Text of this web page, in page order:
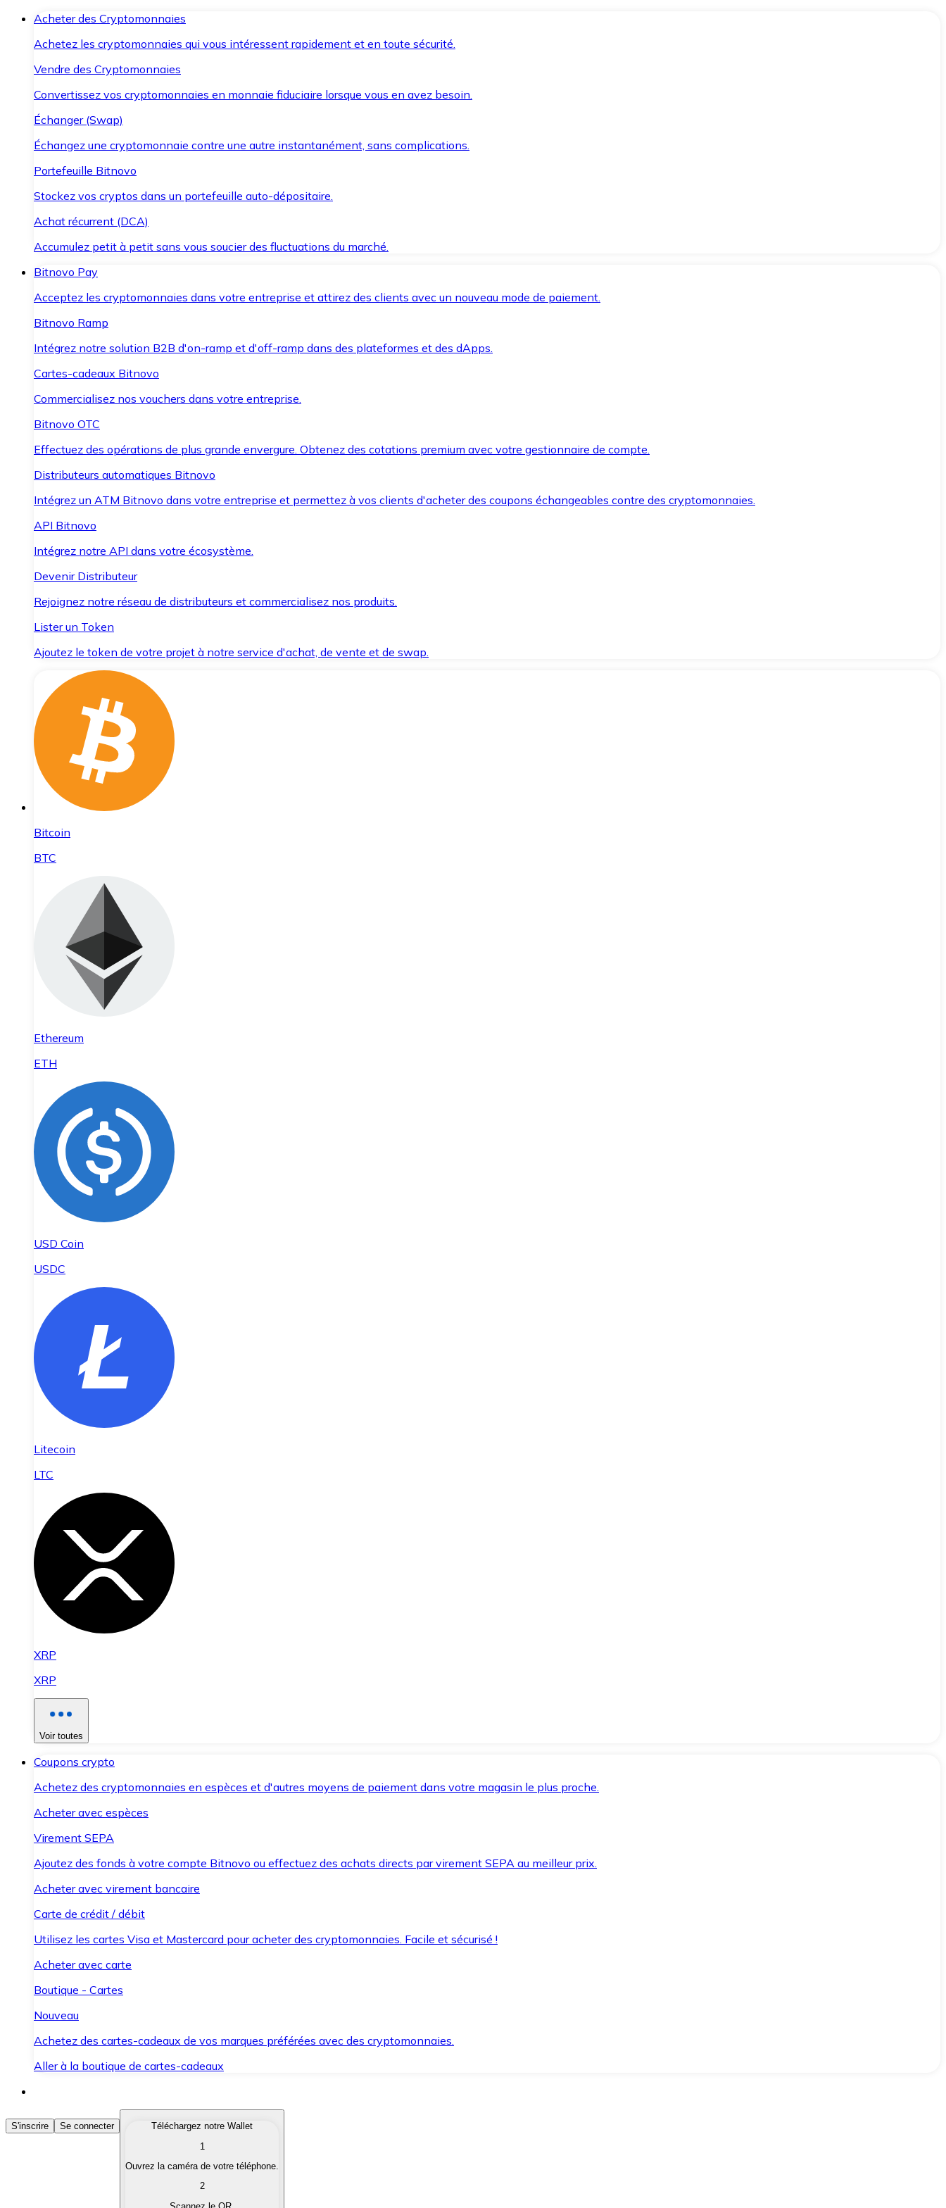
Acheter des Cryptomonnaies
Achetez les cryptomonnaies qui vous intéressent rapidement et en toute sécurité.
Vendre des Cryptomonnaies
Convertissez vos cryptomonnaies en monnaie fiduciaire lorsque vous en avez besoin.
Échanger (Swap)
Échangez une cryptomonnaie contre une autre instantanément, sans complications.
Portefeuille Bitnovo
Stockez vos cryptos dans un portefeuille auto-dépositaire.
Achat récurrent (DCA)
Accumulez petit à petit sans vous soucier des fluctuations du marché.
Bitnovo Pay
Acceptez les cryptomonnaies dans votre entreprise et attirez des clients avec un nouveau mode de paiement.
Bitnovo Ramp
Intégrez notre solution B2B d'on-ramp et d'off-ramp dans des plateformes et des dApps.
Cartes-cadeaux Bitnovo
Commercialisez nos vouchers dans votre entreprise.
Bitnovo OTC
Effectuez des opérations de plus grande envergure. Obtenez des cotations premium avec votre gestionnaire de compte.
Distributeurs automatiques Bitnovo
Intégrez un ATM Bitnovo dans votre entreprise et permettez à vos clients d'acheter des coupons échangeables contre des cryptomonnaies.
API Bitnovo
Intégrez notre API dans votre écosystème.
Devenir Distributeur
Rejoignez notre réseau de distributeurs et commercialisez nos produits.
Lister un Token
Ajoutez le token de votre projet à notre service d'achat, de vente et de swap.
Bitcoin
BTC
Ethereum
ETH
USD Coin
USDC
Litecoin
LTC
XRP
XRP
Voir toutes
Coupons crypto
Achetez des cryptomonnaies en espèces et d'autres moyens de paiement dans votre magasin le plus proche.
Acheter avec espèces
Virement SEPA
Ajoutez des fonds à votre compte Bitnovo ou effectuez des achats directs par virement SEPA au meilleur prix.
Acheter avec virement bancaire
Carte de crédit / débit
Utilisez les cartes Visa et Mastercard pour acheter des cryptomonnaies. Facile et sécurisé !
Acheter avec carte
Boutique - Cartes
Nouveau
Achetez des cartes-cadeaux de vos marques préférées avec des cryptomonnaies.
Aller à la boutique de cartes-cadeaux
Acheter des Cryptomonnaies
Achetez les cryptomonnaies qui vous intéressent rapidement et en toute sécurité.
Convertissez vos cryptomonnaies en monnaie fiduciaire lorsque vous en avez besoin.
S'inscrire Se connecter
Téléchargez notre Wallet
1
Ouvrez la caméra de votre téléphone.
2